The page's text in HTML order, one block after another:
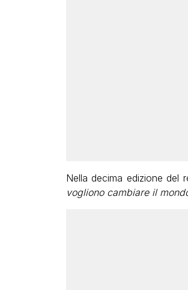
Nella decima edizione del
vogliono cambiare il